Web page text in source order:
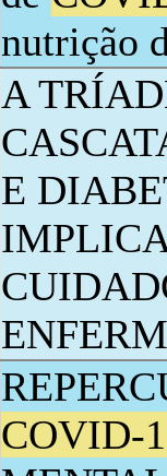
nutrição
A
E
COVID-